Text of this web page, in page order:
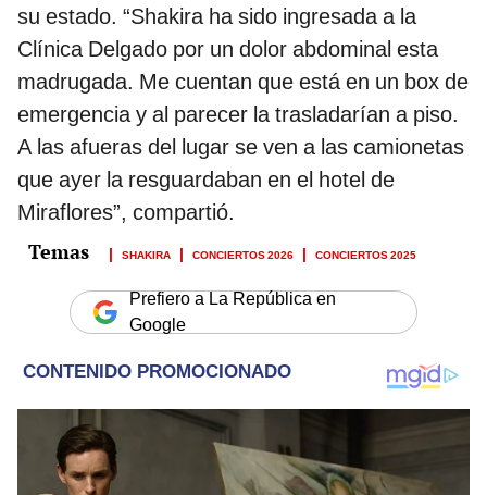
su estado. “Shakira ha sido ingresada a la
Clínica Delgado por un dolor abdominal esta
madrugada. Me cuentan que está en un box de
emergencia y al parecer la trasladarían a piso.
A las afueras del lugar se ven a las camionetas
que ayer la resguardaban en el hotel de
Miraflores”, compartió.
SHAKIRA CONCIERTOS 2026 CONCIERTOS 2025
Prefiero a La República en
Google